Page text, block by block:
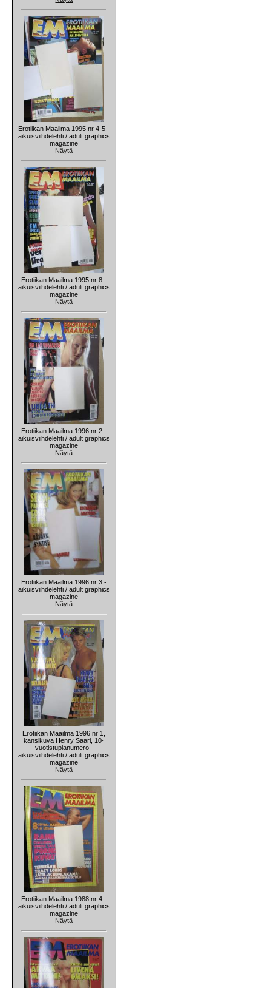
Erotiikan Maailma 1995 nr 4-5 -
aikuisviihdelehti / adult graphics
magazine
Näytä
Erotiikan Maailma 1995 nr 8 -
aikuisviihdelehti / adult graphics
magazine
Näytä
Erotiikan Maailma 1996 nr 2 -
aikuisviihdelehti / adult graphics
magazine
Näytä
Erotiikan Maailma 1996 nr 3 -
aikuisviihdelehti / adult graphics
magazine
Näytä
Erotiikan Maailma 1996 nr 1,
kansikuva Henry Saari, 10-
vuotistuplanumero -
aikuisviihdelehti / adult graphics
magazine
Näytä
Erotiikan Maailma 1988 nr 4 -
aikuisviihdelehti / adult graphics
magazine
Näytä